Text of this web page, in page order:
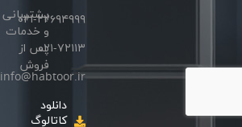
۰۲۱-۲۲۶۹۴۹۹۹
۰۲۱-۷۲۱۱۳
info@habtoor.ir
دانلود
کاتالوگ
پشتیبانی
و خدمات
پس از
فروش